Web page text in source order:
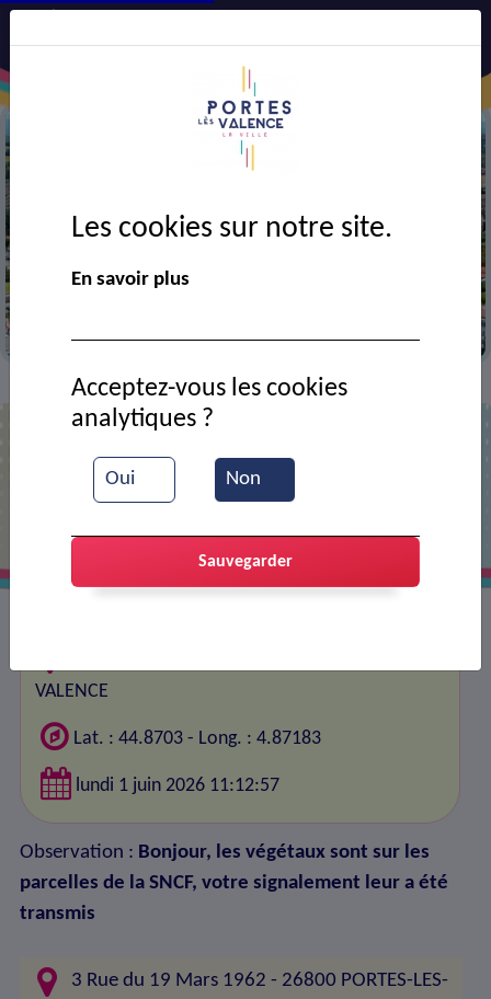
> Signalement > Végétation debordant sur la route
Végétation debordant sur la route
VALENCE
Lat. : 44.8703 - Long. : 4.87183
lundi 1 juin 2026 11:12:57
Observation : Bonjour, les végétaux sont sur les
parcelles de la SNCF, votre signalement leur a été
transmis
3 Rue du 19 Mars 1962 - 26800 PORTES-LES-
Les cookies sur notre site.
En savoir plus
Oui Non
Acceptez-vous les cookies
analytiques ?
Sauvegarder